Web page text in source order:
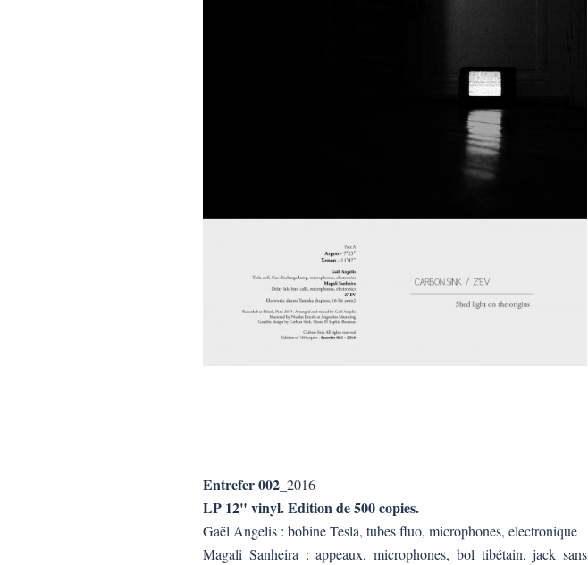
Entrefer 002 _2016
LP 12" vinyl. Edition de 500 copies.
Gaël Angelis : bobine Tesla, tubes fluo, microphones, electronique
Magali Sanheira : appeaux, microphones, bol tibétain, jack sans